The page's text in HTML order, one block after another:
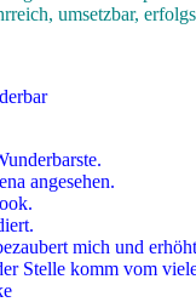
umsetzbar,
angesehen.
mich und
Stelle komm vom